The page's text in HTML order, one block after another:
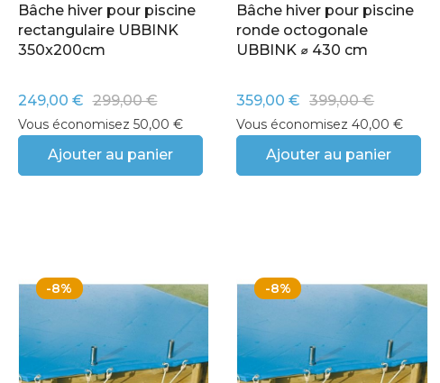
Bâche hiver pour piscine
rectangulaire UBBINK
350x200cm
249,00 € 299,00 €
Vous économisez 50,00 €
Ajouter au panier
Bâche hiver pour piscine
ronde octogonale
UBBINK ⌀ 430 cm
359,00 € 399,00 €
Vous économisez 40,00 €
Ajouter au panier
-8% -8%